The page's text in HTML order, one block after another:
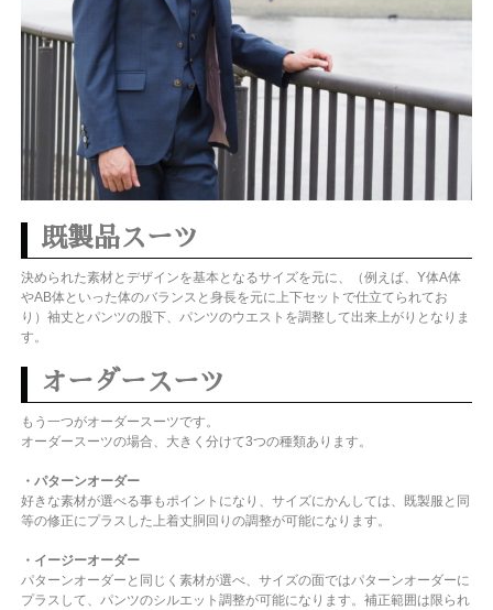
既製品スーツ
決められた素材とデザインを基本となるサイズを元に、（例えば、Y体A体
やAB体といった体のバランスと身長を元に上下セットで仕立てられてお
り）袖丈とパンツの股下、パンツのウエストを調整して出来上がりとなりま
す。
オーダースーツ
もう一つがオーダースーツです。
オーダースーツの場合、大きく分けて3つの種類あります。
・パターンオーダー
好きな素材が選べる事もポイントになり、サイズにかんしては、既製服と同
等の修正にプラスした上着丈胴回りの調整が可能になります。
・イージーオーダー
パターンオーダーと同じく素材が選べ、サイズの面ではパターンオーダーに
プラスして、パンツのシルエット調整が可能になります。補正範囲は限られ